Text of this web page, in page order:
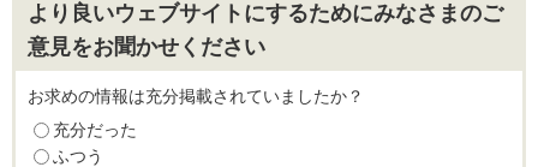
より良いウェブサイトにするためにみなさまのご
意見をお聞かせください
お求めの情報は充分掲載されていましたか？
充分だった
ふつう